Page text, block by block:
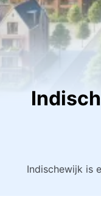
Indischewijk is